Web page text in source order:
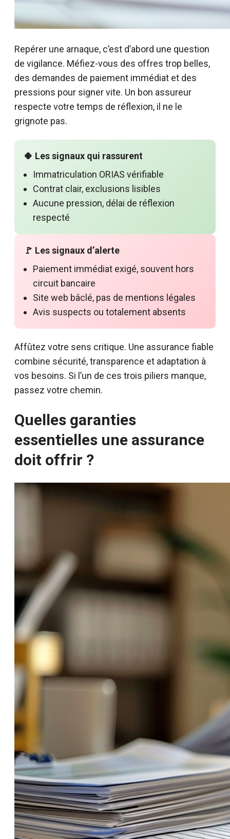
Repérer une arnaque, c’est d’abord une question
de vigilance. Méfiez-vous des offres trop belles,
des demandes de paiement immédiat et des
pressions pour signer vite. Un bon assureur
respecte votre temps de réflexion, il ne le
grignote pas.
🍀 Les signaux qui rassurent
Immatriculation ORIAS vérifiable
Contrat clair, exclusions lisibles
Aucune pression, délai de réflexion
respecté
🚩 Les signaux d’alerte
Paiement immédiat exigé, souvent hors
circuit bancaire
Site web bâclé, pas de mentions légales
Avis suspects ou totalement absents
Affûtez votre sens critique. Une assurance fiable
combine sécurité, transparence et adaptation à
vos besoins. Si l’un de ces trois piliers manque,
passez votre chemin.
Quelles garanties
essentielles une assurance
doit offrir ?